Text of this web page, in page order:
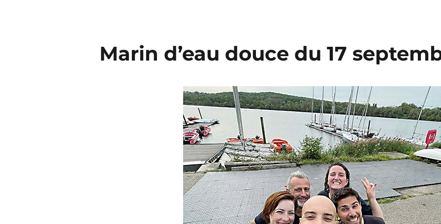
Marin d’eau douce du 17